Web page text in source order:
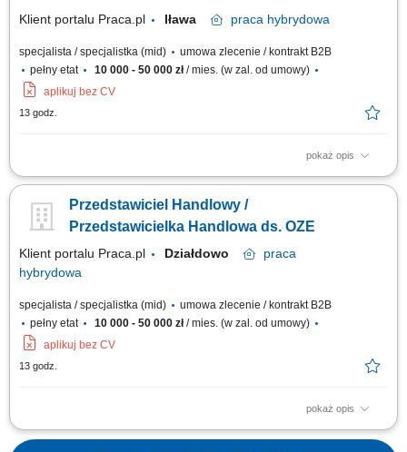
Klient portalu Praca.pl Iława praca hybrydowa
specjalista / specjalistka (mid)
umowa zlecenie / kontrakt B2B
pełny etat
10 000 - 50 000 zł/ mies. (w zal. od umowy)
aplikuj bez CV
13 godz.
pokaż opis
Doradzanie klientom w zakresie nowoczesnych rozwiązań z obszaru
prowadzenie spotkań handlowych. Przygotowywanie ofert i finalizowanie
sprzedaży. Budowanie długofalowych relacji z klientami. Raportowanie
Przedstawiciel Handlowy /
Przedstawicielka Handlowa ds. OZE
Klient portalu Praca.pl Działdowo
praca
hybrydowa
specjalista / specjalistka (mid)
umowa zlecenie / kontrakt B2B
pełny etat
10 000 - 50 000 zł/ mies. (w zal. od umowy)
aplikuj bez CV
13 godz.
pokaż opis
Doradzanie klientom w zakresie nowoczesnych rozwiązań z obszaru
odnawialnych źródeł energii. Aktywne pozyskiwanie klientów oraz